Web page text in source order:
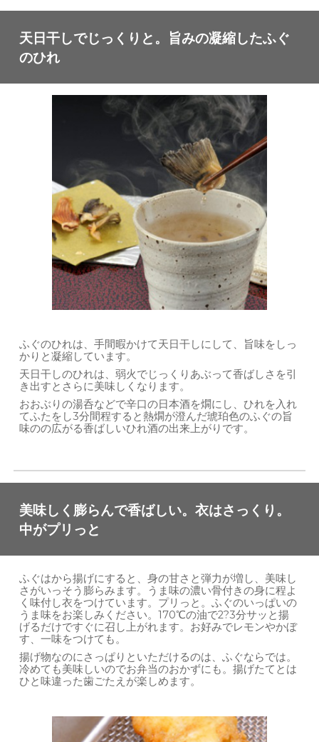
天日干しでじっくりと。旨みの凝縮したふぐ
のひれ
ふぐのひれは、手間暇かけて天日干しにして、旨味をしっ
かりと凝縮しています。
天日干しのひれは、弱火でじっくりあぶって香ばしさを引
き出すとさらに美味しくなります。
おおぶりの湯呑などで辛口の日本酒を燗にし、ひれを入れ
てふたをし3分間程すると熱燗が澄んだ琥珀色のふぐの旨
味のの広がる香ばしいひれ酒の出来上がりです。
美味しく膨らんで香ばしい。衣はさっくり。
中がプリっと
ふぐはから揚げにすると、身の甘さと弾力が増し、美味し
さがいっそう膨らみます。うま味の濃い骨付きの身に程よ
く味付し衣をつけています。プリっと。ふぐのいっぱいの
うま味をお楽しみください。170℃の油で2?3分サッと揚
げるだけですぐに召し上がれます。お好みでレモンやかぼ
す、一味をつけても。
揚げ物なのにさっぱりといただけるのは、ふぐならでは。
冷めても美味しいのでお弁当のおかずにも。揚げたてとは
ひと味違った歯ごたえが楽しめます。